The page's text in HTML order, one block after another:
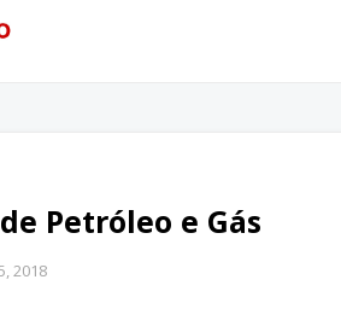
Petróleo e Gás
2018